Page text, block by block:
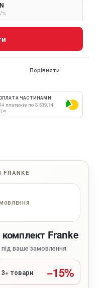
Порівняти
ЧАСТИНАМИ
14 платежів по 8 539.14
грн
комплект Franke
ваше замовлення
3+ товари −15%